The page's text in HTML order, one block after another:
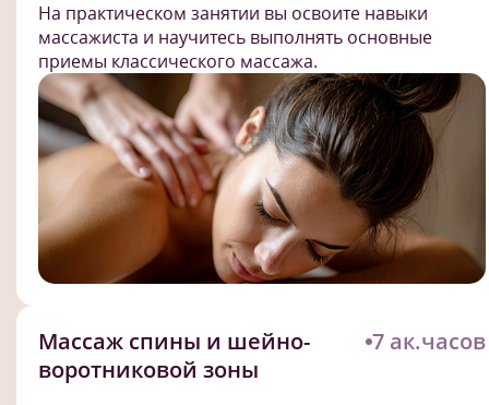
На практическом занятии вы освоите навыки
массажиста и научитесь выполнять основные
приемы классического массажа.
Массаж спины и шейно-
воротниковой зоны
7 ак.часов